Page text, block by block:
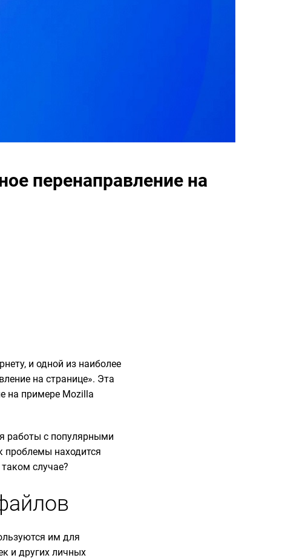
перенаправление на
и одной из наиболее
на странице». Эта
на примере Mozilla
работы с популярными
проблемы находится
случае?
им для
и других личных